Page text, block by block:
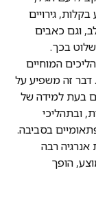
גירויים
וגם כאבים
בכך.
המוחיים
דבר זה משפיע על
בעת למידה של
ובתהליכי
בסביבה.
רבה
הופך